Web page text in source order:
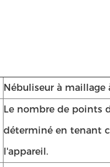
Nébuliseur à maillage
Le nombre de points
déterminé en tenant
l'appareil.